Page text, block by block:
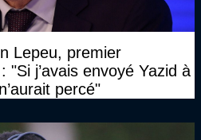
Lepeu, premier
"Si j’avais envoyé Yazid à
percé"